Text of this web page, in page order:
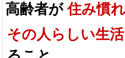
高齢者が住み慣
その人らしい生